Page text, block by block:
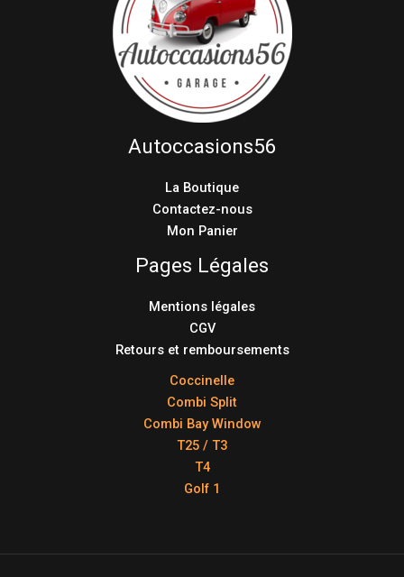
Autoccasions56
La Boutique
Contactez-nous
Mon Panier
Pages Légales
Mentions légales
CGV
Retours et remboursements
Coccinelle
Combi Split
Combi Bay Window
T25 / T3
T4
Golf 1